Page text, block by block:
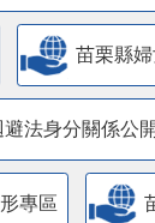
苗栗縣
法身分關係公
專區